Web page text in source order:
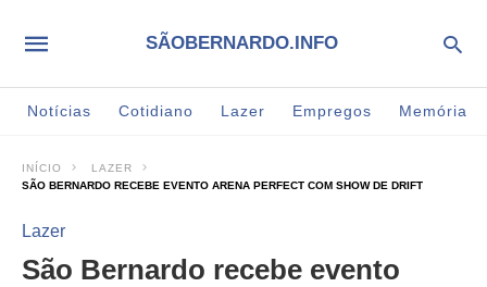
SÃOBERNARDO.INFO
Notícias Cotidiano Lazer Empregos Memória
INÍCIO
LAZER
SÃO BERNARDO RECEBE EVENTO ARENA PERFECT COM SHOW DE DRIFT
Lazer
São Bernardo recebe evento